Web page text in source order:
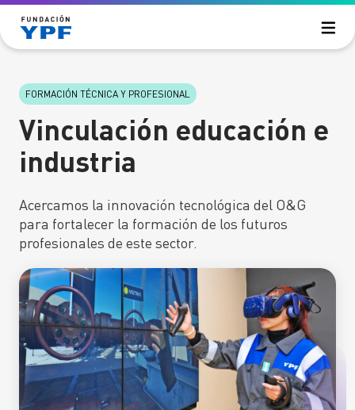
Saltar al contenido principal
¿Quiénes somos?
Reportes anuales
FORMACIÓN TÉCNICA Y PROFESIONAL
Becas universitarias
Cursos de formación digital
Vinculación educación e industria
Vos y la energía
Vocaciones
Energía Argentina
Desafío Eco YPF
DESARROLLO SOSTENIBLE
Planes ciudades sostenibles
Publicaciones
Historias
FORMACIÓN TÉCNICA Y PROFESIONAL
Vinculación educación e
industria
Acercamos la innovación tecnológica del O&G
para fortalecer la formación de los futuros
profesionales de este sector.